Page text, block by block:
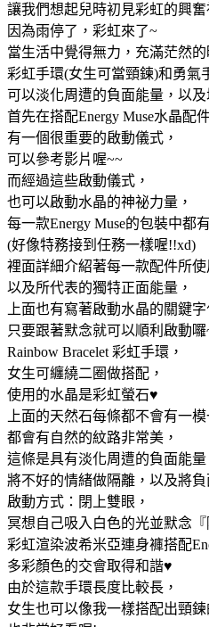
讓我們想起兒時初見彩虹的興
因為雨停了，彩虹來了~
當生活中覺得無力，充滿茫然的
彩虹手環(女生可當頸鍊)和勇氣
可以淡化周遭的負面能量，以
首先在搭配Energy Muse水晶配
有一個很重要的啟動儀式，
可以參考影片喔~~
而經過這些啟動儀式，
也可以啟動水晶的神祕力量，
每一款Energy Muse的包裝中都
(好像特務接到任務一樣喔!!xd)
裡面詳細介紹著每一款配件所使
以及所代表的獨特正面能量，
上面也有寫著啟動水晶的關鍵字
只要跟著默念就可以順利啟動囉
Rainbow Bracelet 彩虹手環，
女生可纏繞二圈做搭配，
使用的水晶是彩虹螢石♥
上面的天然石每條都不會有一模
都會有自然的紋路非常美，
這條是具有淡化周遭的負面能量
將不好的情緒做隔離，以及將
啟動方式：閉上雙眼，
冥想自己吸入白色的光並默念『
彩虹渲染波希米亞連身褲搭配
多彩顏色的交會取得和諧♥
由於這款手環長度比較長，
女生也可以像我一樣搭配出頸鍊